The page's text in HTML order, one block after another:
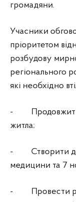
громадяни.
Учасники
пріоритетом
розбудову
регіонального
які необхідно
- Продовжити
житла;
- Створити
медицини та 7
- Провести